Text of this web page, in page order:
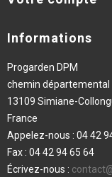
Informations
Progarden DPM
chemin départemental
13109 Simiane-
France
Appelez-nous : 04 42
Fax : 04 42 94 65 64
Écrivez-nous :